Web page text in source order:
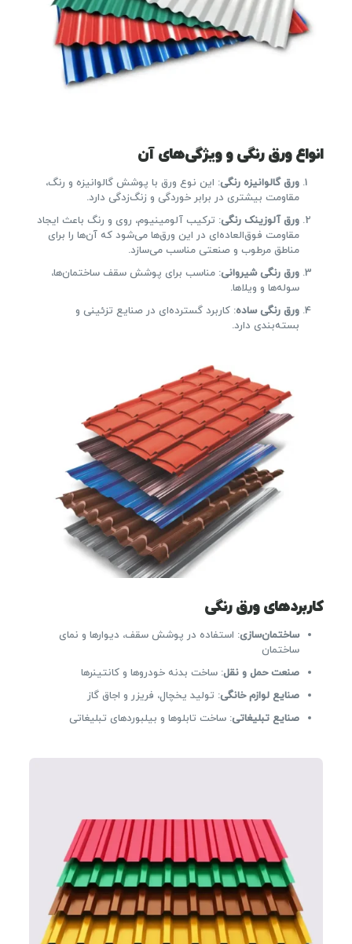
انواع ورق رنگی و ویژگی‌های آن
ورق گالوانیزه رنگی: این نوع ورق با پوشش گالوانیزه و رنگ،
مقاومت بیشتری در برابر خوردگی و زنگ‌زدگی دارد.
ورق آلوزینک رنگی: ترکیب آلومینیوم، روی و رنگ باعث ایجاد
مقاومت فوق‌العاده‌ای در این ورق‌ها می‌شود که آن‌ها را برای
مناطق مرطوب و صنعتی مناسب می‌سازد.
ورق رنگی شیروانی: مناسب برای پوشش سقف ساختمان‌ها،
سوله‌ها و ویلاها.
ورق رنگی ساده: کاربرد گسترده‌ای در صنایع تزئینی و
بسته‌بندی دارد.
کاربردهای ورق رنگی
ساختمان‌سازی: استفاده در پوشش سقف، دیوارها و نمای
ساختمان
صنعت حمل و نقل: ساخت بدنه خودروها و کانتینرها
صنایع لوازم خانگی: تولید یخچال، فریزر و اجاق گاز
صنایع تبلیغاتی: ساخت تابلوها و بیلبوردهای تبلیغاتی